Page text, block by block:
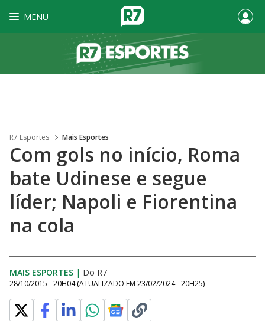
MENU
R7 Esportes Mais Esportes
Com gols no início, Roma
bate Udinese e segue
líder; Napoli e Fiorentina
na cola
MAIS ESPORTES | Do R7
28/10/2015 - 20H04 (ATUALIZADO EM 23/02/2024 - 20H25)